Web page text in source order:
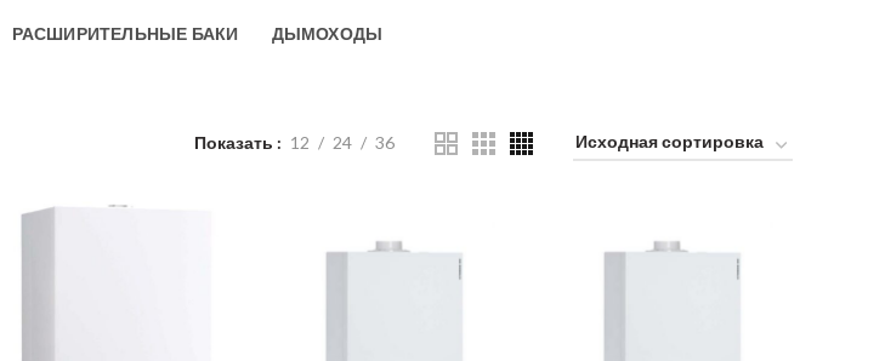
РАСШИРИТЕЛЬНЫЕ БАКИ ДЫМОХОДЫ
Показать 12 24 36